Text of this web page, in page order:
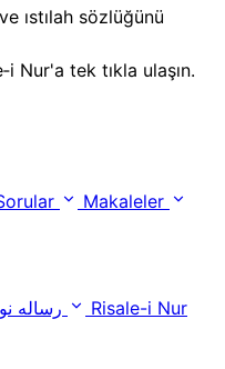
ıstılah sözlüğünü
Nur'a tek tıkla ulaşın.
Makaleler
Risale-i Nur